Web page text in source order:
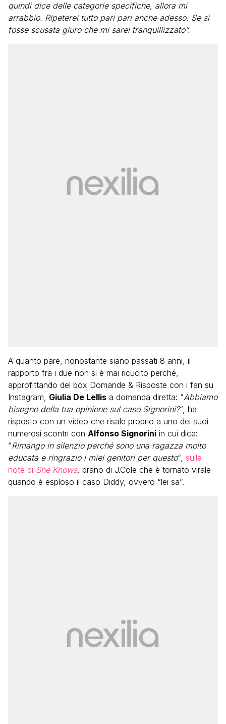
quindi dice delle categorie specifiche, allora mi
arrabbio. Ripeterei tutto pari pari anche adesso. Se si
fosse scusata giuro che mi sarei tranquillizzato”.
A quanto pare, nonostante siano passati 8 anni, il
rapporto fra i due non si è mai ricucito perché,
approfittando del box Domande & Risposte con i fan su
Instagram, Giulia De Lellis a domanda diretta: “Abbiamo
bisogno della tua opinione sul caso Signorini?“, ha
risposto con un video che risale proprio a uno dei suoi
numerosi scontri con Alfonso Signorini in cui dice:
“Rimango in silenzio perché sono una ragazza molto
educata e ringrazio i miei genitori per questo“, sulle
note di She Knows, brano di J.Cole che è tornato virale
quando è esploso il caso Diddy, ovvero “lei sa”.